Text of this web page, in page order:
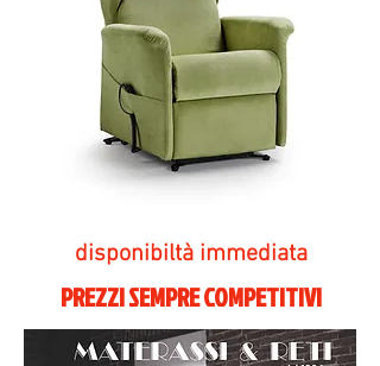
disponibiltà immediata
PREZZI SEMPRE COMPETITIVI